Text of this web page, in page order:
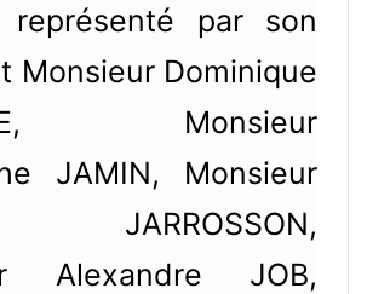
représenté par son
Monsieur Dominique
Monsieur
JAMIN, Monsieur
JARROSSON,
Alexandre JOB,